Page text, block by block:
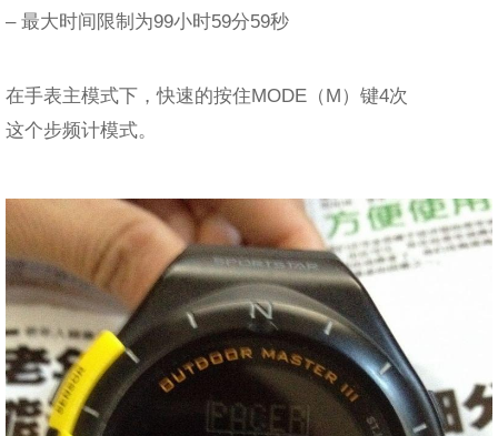
– 最大时间限制为99小时59分59秒
在手表主模式下，快速的按住MODE（M）键4次
这个步频计模式。